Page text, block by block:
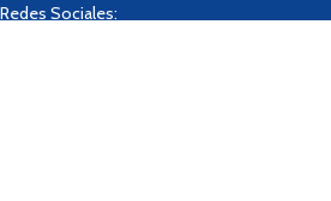
Redes Sociales: